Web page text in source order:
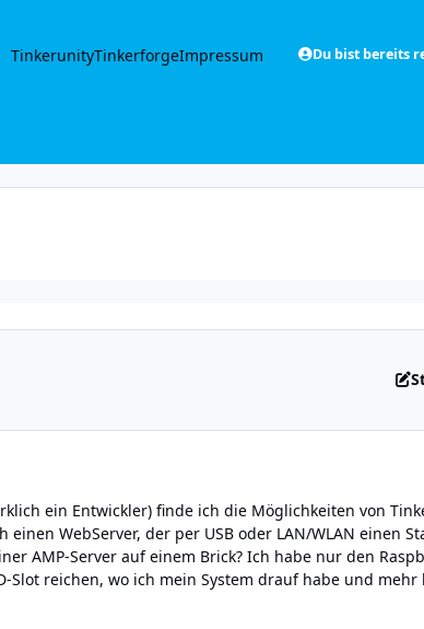
TinkerunityTinkerforgeImpressum Du bist bereits
ein Entwickler) finde ich die Möglichkeiten von
WebServer, der per USB oder LAN/WLAN einen
AMP-Server auf einem Brick? Ich habe nur den
reichen, wo ich mein System drauf habe und